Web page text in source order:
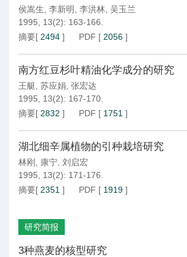
侯嵩生 李新明 李洪林 吴玉兰
1995, 13(2): 163-166.
摘要[ 2494 ] PDF [ 2056 ]
南方红豆杉叶精油化学成分的研究
王艇 苏应娟 张宏达
1995, 13(2): 167-170.
摘要[ 2832 ] PDF [ 1751 ]
湖北细辛属植物的引种栽培研究
林刚 康宁 刘启宏
1995, 13(2): 171-176.
摘要[ 2351 ] PDF [ 1919 ]
研究简报
3种燕麦的核型研究